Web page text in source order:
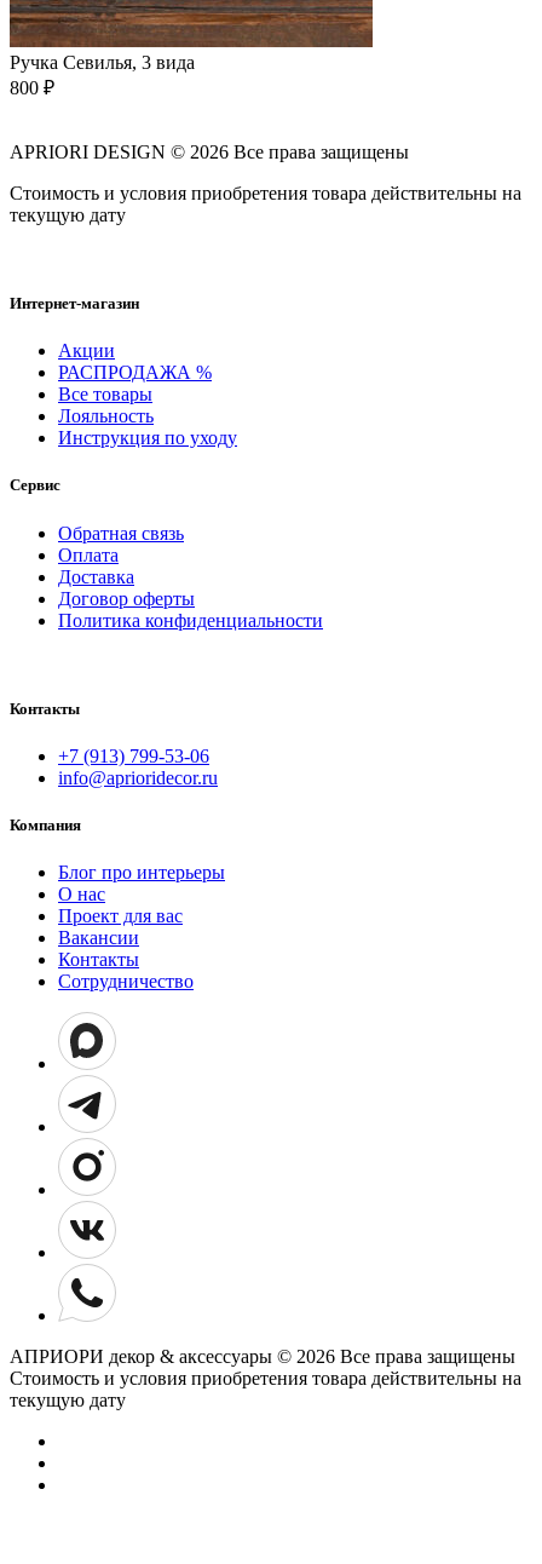
Ручка Севилья, 3 вида
800 ₽
APRIORI DESIGN © 2026 Все права защищены
Cтоимость и условия приобретения товара действительны на
текущую дату
Интернет-магазин
Акции
РАСПРОДАЖА %
Все товары
Лояльность
Инструкция по уходу
Сервис
Обратная связь
Оплата
Доставка
Договор оферты
Политика конфиденциальности
Контакты
+7 (913) 799-53-06
info@aprioridecor.ru
Компания
Блог про интерьеры
О нас
Проект для вас
Вакансии
Контакты
Сотрудничество
АПРИОРИ декор & аксессуары © 2026 Все права защищены
Cтоимость и условия приобретения товара действительны на
текущую дату